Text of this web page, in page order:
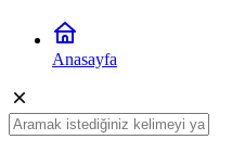
Anasayfa